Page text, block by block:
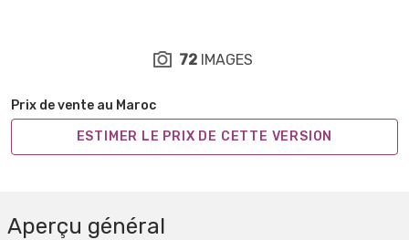
Prix de vente au Maroc
ESTIMER LE PRIX DE CETTE VERSION
72 IMAGES
Aperçu général